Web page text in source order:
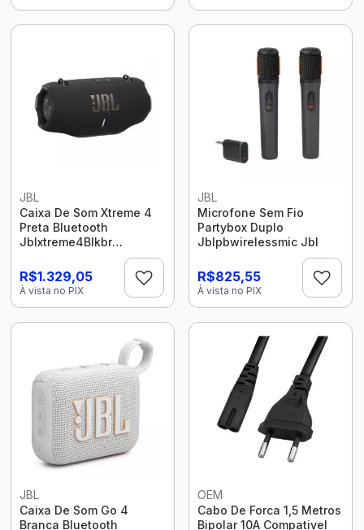
JBL
Caixa De Som Xtreme 4
Preta Bluetooth
Jblxtreme4Blkbr
R$1.329,05
À vista no PIX
JBL
Microfone Sem Fio
Partybox Duplo
Jblpbwirelessmic Jbl
R$825,55
À vista no PIX
JBL
Caixa De Som Go 4
Branca Bluetooth
OEM
Cabo De Forca 1,5 Metros
Bipolar 10A Compativel